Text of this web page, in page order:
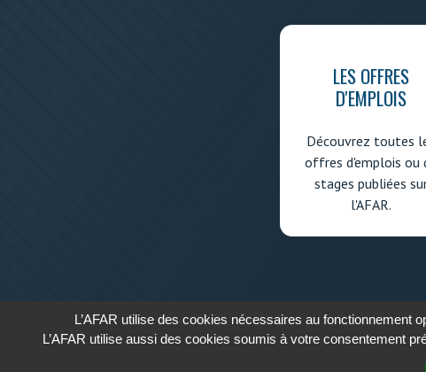
LES OFFRES
D'EMPLOIS
Découvrez toutes
offres d'emplois ou
stages publiées
l'AFAR.
L’AFAR utilise des cookies nécessaires au fonctionnement
L’AFAR utilise aussi des cookies soumis à votre consentement